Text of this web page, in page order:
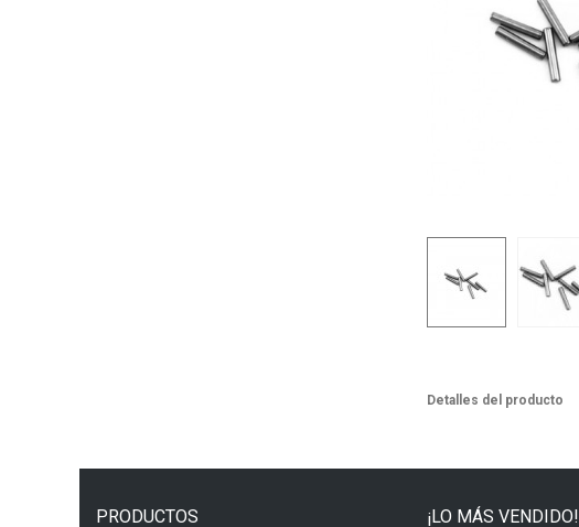
Detalles del producto
PRODUCTOS ¡LO MÁS VENDIDO!